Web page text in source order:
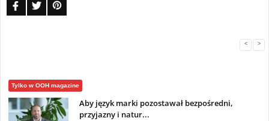
< >
Tylko w OOH magazine
Aby język marki pozostawał bezpośredni,
przyjazny i natur...